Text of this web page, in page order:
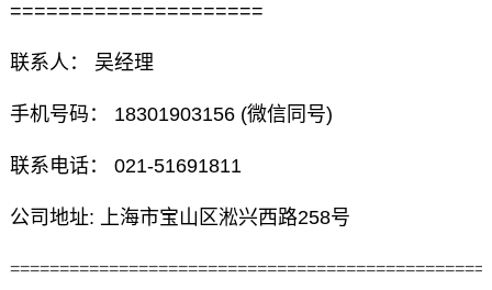
=====================
联系人： 吴经理
手机号码： 18301903156 (微信同号)
联系电话： 021-51691811
公司地址: 上海市宝山区淞兴西路258号